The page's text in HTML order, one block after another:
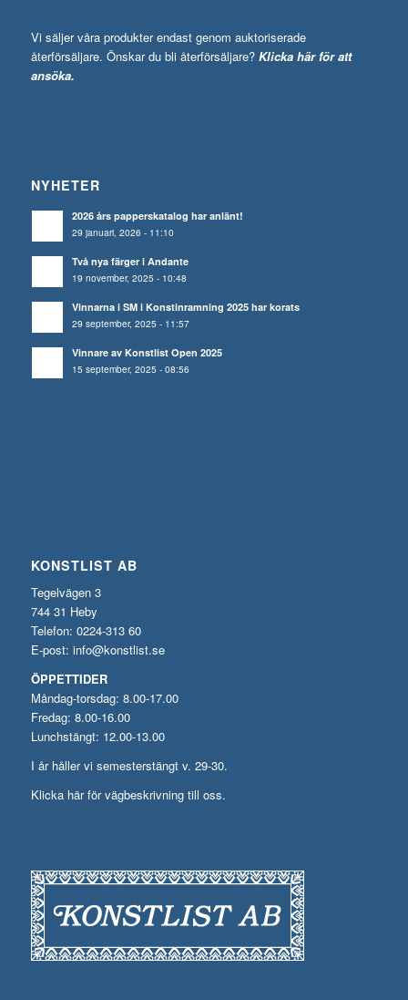
Vi säljer våra produkter endast genom auktoriserade
återförsäljare. Önskar du bli återförsäljare? Klicka här för att
ansöka.
NYHETER
2026 års papperskatalog har anlänt!
29 januari, 2026 - 11:10
Två nya färger i Andante
19 november, 2025 - 10:48
Vinnarna i SM i Konstinramning 2025 har korats
29 september, 2025 - 11:57
Vinnare av Konstlist Open 2025
15 september, 2025 - 08:56
KONSTLIST AB
Tegelvägen 3
744 31 Heby
Telefon: 0224-313 60
E-post: info@konstlist.se
ÖPPETTIDER
Måndag-torsdag: 8.00-17.00
Fredag: 8.00-16.00
Lunchstängt: 12.00-13.00
I år håller vi semesterstängt v. 29-30.
Klicka här för vägbeskrivning till oss.